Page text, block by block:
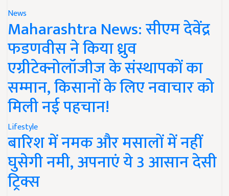
News
Maharashtra News: सीएम देवेंद्र
फडणवीस ने किया ध्रुव
एग्रीटेक्नोलॉजीज के संस्थापकों का
सम्मान, किसानों के लिए नवाचार को
मिली नई पहचान!
Lifestyle
बारिश में नमक और मसालों में नहीं
घुसेगी नमी, अपनाएं ये 3 आसान देसी
ट्रिक्स